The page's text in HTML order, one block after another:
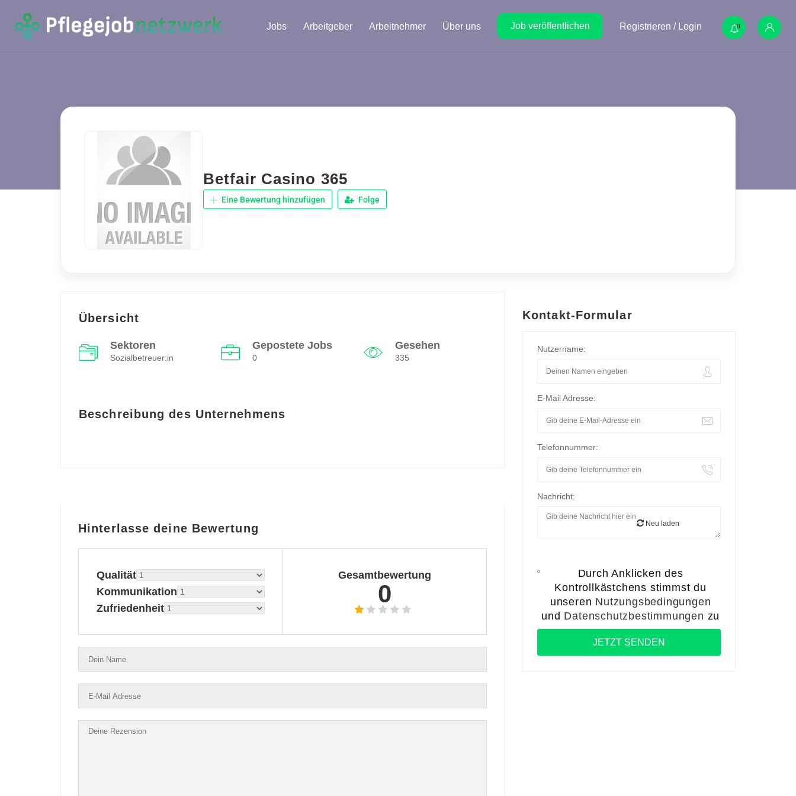
Jobs Arbeitgeber Arbeitnehmer Über uns Job veröffentlichen Registrieren / Login 0
Betfair Casino 365
Eine Bewertung hinzufügen Folge
Übersicht
Sektoren
Sozialbetreuer:in
Gepostete Jobs
0
Gesehen
335
Beschreibung des Unternehmens
Hinterlasse deine Bewertung
Qualität
Kommunikation
Zufriedenheit
Gesamtbewertung
0
Kontakt-Formular
Nutzername:
E-Mail Adresse:
Telefonnummer:
Nachricht:
Neu laden
Durch Anklicken des
Kontrollkästchens stimmst du
unseren Nutzungsbedingungen
und Datenschutzbestimmungen zu